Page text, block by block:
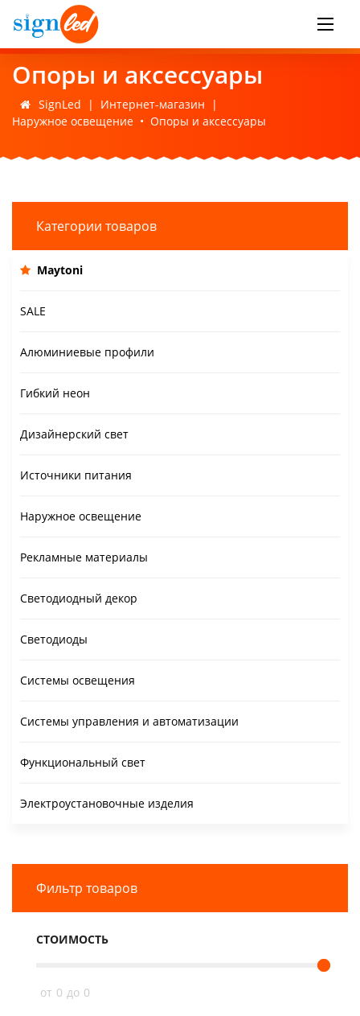
Опоры и аксессуары
SignLed | Интернет-магазин
|
Наружное освещение • Опоры и аксессуары
Категории товаров
Maytoni
SALE
Алюминиевые профили
Гибкий неон
Дизайнерский свет
Источники питания
Наружное освещение
Рекламные материалы
Светодиодный декор
Светодиоды
Системы освещения
Системы управления и автоматизации
Функциональный свет
Электроустановочные изделия
Фильтр товаров
СТОИМОСТЬ
от 0 до 0